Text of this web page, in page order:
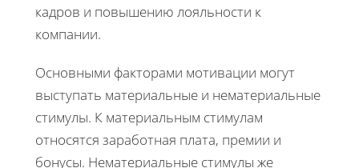
кадров и повышению лояльности к
компании.
Основными факторами мотивации могут
выступать материальные и нематериальные
стимулы. К материальным стимулам
относятся заработная плата, премии и
бонусы. Нематериальные стимулы же